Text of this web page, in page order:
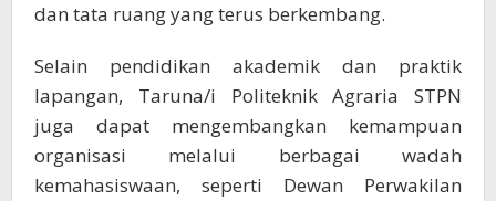
dan tata ruang yang terus berkembang.
Selain pendidikan akademik dan praktik
lapangan, Taruna/i Politeknik Agraria STPN
juga dapat mengembangkan kemampuan
organisasi melalui berbagai wadah
kemahasiswaan, seperti Dewan Perwakilan